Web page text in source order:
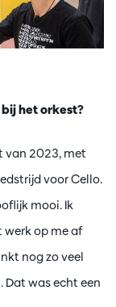
het orkest?
van 2023, met
voor Cello.
mooi. Ik
op me af
nog zo veel
Dat was echt een